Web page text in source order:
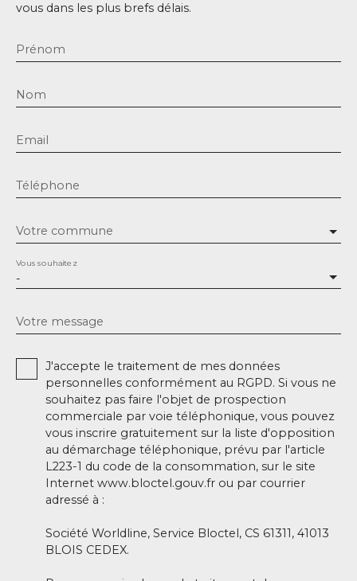
vous dans les plus brefs délais.
Prénom
Nom
Email
Téléphone
Votre commune
-
Vous souhaitez
Votre message
J'accepte le traitement de mes données
personnelles conformément au RGPD. Si vous ne
souhaitez pas faire l'objet de prospection
commerciale par voie téléphonique, vous pouvez
vous inscrire gratuitement sur la liste d'opposition
au démarchage téléphonique, prévu par l'article
L223-1 du code de la consommation, sur le site
Internet www.bloctel.gouv.fr ou par courrier
adressé à :
Société Worldline, Service Bloctel, CS 61311, 41013
BLOIS CEDEX.